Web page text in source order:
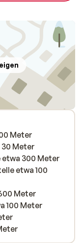
Meter
Meter
300 Meter
etwa 100
Meter
100 Meter